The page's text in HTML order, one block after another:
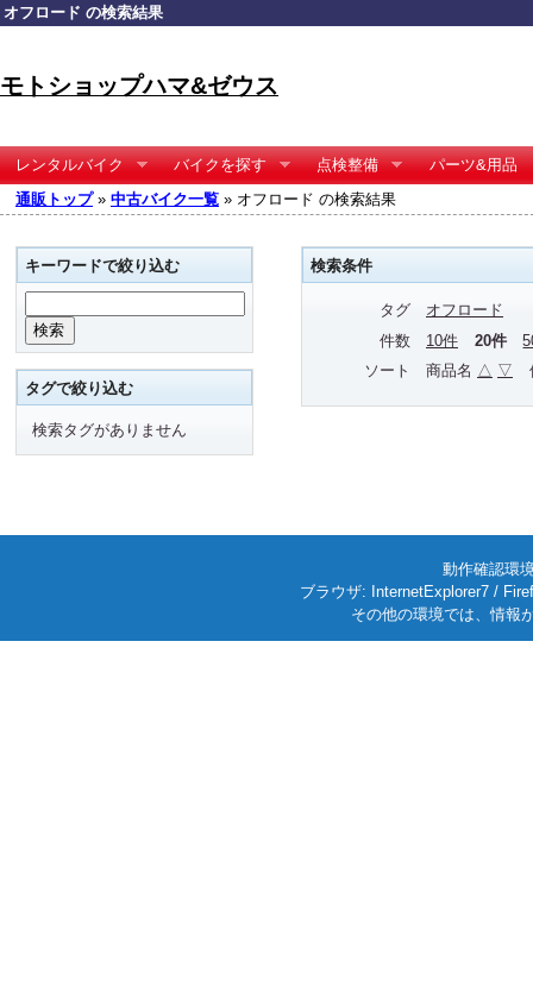
オフロード の検索結果
モトショップハマ&ゼウス
レンタルバイク バイクを探す 点検整備
パーツ&用品
通販トップ» 中古バイク一覧 » オフロード の検索結果
検索条件
タグ
オフロード
件数
10件 20件
ソート
商品名 △ ▽
キーワードで絞り込む
タグで絞り込む
検索タグがありません
動作確認環
ブラウザ: InternetExplorer7 /
その他の環境では、情報